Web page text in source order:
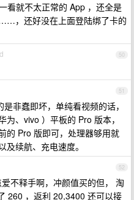
看就不太正常的 App ，还全是
，还好没在上面登陆绑了卡的
50
51
非蠢即坏，单纯看视频的话，
、vivo ）平板的 Pro 版本，
的 Pro 版即可，处理器够用就
续航、充电速度。
52
不释手啊，冲颜值买的但， 淘
260 ，返利 20,3400 还可以接